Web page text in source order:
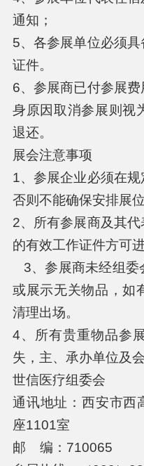
通知；
5、各参展单位必须
证件。
6、参展商已付参展
身原因取消参展则视
退还。
展会注意事项
1、参展企业必须在规
否则不能确保安排展位
2、所有参展商及其
的有效工作证件方可进
3、参展商未经组委
或展示无关物品，如
清理出场。
4、所有贵重物品参
失，主、承办单位及
世信医疗组委会
通讯地址：西安市西
座1101室
邮 编：710065